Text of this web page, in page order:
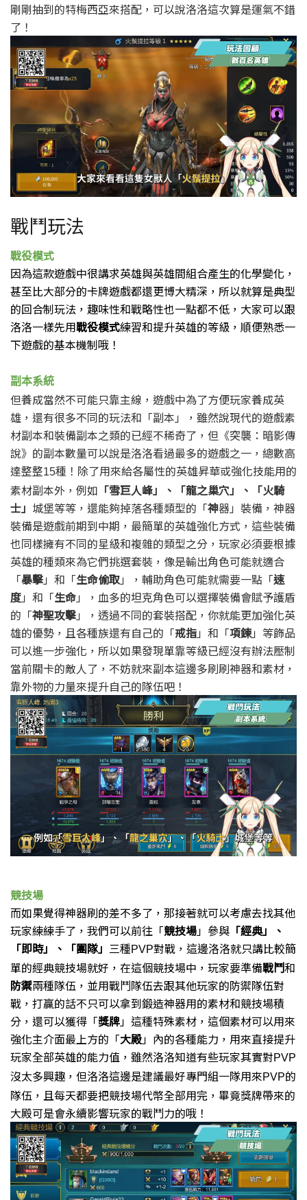
剛剛抽到的特梅西亞來搭配， 可以說洛洛這次算是運氣不錯
了！
戰鬥玩法
戰役模式
因為這款遊戲中很講求英雄與英雄間組合產生的化學變化，
甚至比大部分的卡牌遊戲都還更博大精深， 所以就算是典型
的回合制玩法，趣味性和戰略性也一點都不低， 大家可以跟
洛洛一樣先用戰役模式練習和提升英雄的等級， 順便熟悉一
下遊戲的基本機制哦！
副本系統
但養成當然不可能只靠主線， 遊戲中為了方便玩家養成英
雄， 還有很多不同的玩法和「副本」， 雖然說現代的遊戲素
材副本和裝備副本之類的已經不稀奇了， 但《突襲：暗影傳
說》的副本數量可以說是洛洛看過最多的遊戲之一， 總數高
達整整15種！ 除了用來給各屬性的英雄昇華或強化技能用的
素材副本外， 例如 「雪巨人峰」、「龍之巢穴」、「火騎
士」 城堡等等， 還能夠掉落各種類型的「神器」裝備， 神器
裝備是遊戲前期到中期，最簡單的英雄強化方式， 這些裝備
也同樣擁有不同的星級和複雜的類型之分， 玩家必須要根據
英雄的種類來為它們挑選套裝， 像是輸出角色可能就適合
「暴擊」和「生命偷取」， 輔助角色可能就需要一點「速
度」和「生命」， 血多的坦克角色可以選擇裝備會賦予護盾
的「神聖攻擊」， 透過不同的套裝搭配，你就能更加強化英
雄的優勢， 且各種族還有自己的「戒指」和「項鍊」等飾品
可以進一步強化， 所以如果發現單靠等級已經沒有辦法壓制
當前關卡的敵人了， 不妨就來副本這邊多刷刷神器和素材，
靠外物的力量來提升自己的隊伍吧！
競技場
而如果覺得神器刷的差不多了， 那接著就可以考慮去找其他
玩家練練手了， 我們可以前往「競技場」 參與 「經典」、
「即時」、「團隊」 三種PVP對戰， 這邊洛洛就只講比較簡
單的經典競技場就好， 在這個競技場中，玩家要準備戰鬥和
防禦兩種隊伍， 並用戰鬥隊伍去跟其他玩家的防禦隊伍對
戰， 打贏的話不只可以拿到鍛造神器用的素材和競技場積
分， 還可以獲得「獎牌」這種特殊素材， 這個素材可以用來
強化主介面最上方的「大殿」內的各種能力， 用來直接提升
玩家全部英雄的能力值， 雖然洛洛知道有些玩家其實對PVP
沒太多興趣， 但洛洛這邊是建議最好專門組一隊用來PVP的
隊伍， 且每天都要把競技場代幣全部用完， 畢竟獎牌帶來的
大殿可是會永續影響玩家的戰鬥力的哦！